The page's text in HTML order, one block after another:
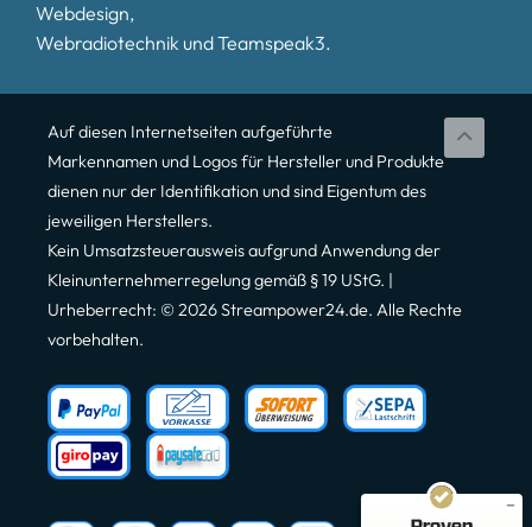
Webdesign,
Webradiotechnik und Teamspeak3.
Auf diesen Internetseiten aufgeführte
Markennamen und Logos für Hersteller und Produkte
dienen nur der Identifikation und sind Eigentum des
jeweiligen Herstellers.
Kein Umsatzsteuerausweis aufgrund Anwendung der
Kleinunternehmerregelung gemäß § 19 UStG. |
Urheberrecht: © 2026 Streampower24.de. Alle Rechte
vorbehalten.
Kundenbewertungen und Erfahrungen zu